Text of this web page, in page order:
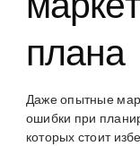
плана
Даже опытные
ошибки при
которых стоит